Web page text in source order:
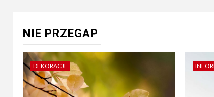
NIE PRZEGAP
DEKORACJE